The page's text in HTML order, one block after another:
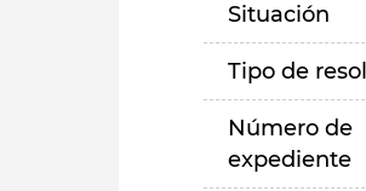
Situación
Tipo de
Número de
expediente